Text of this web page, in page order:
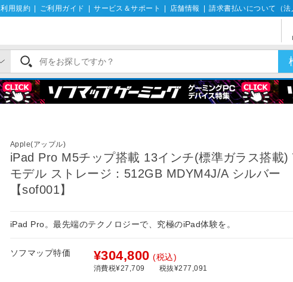
利用規約 ご利用ガイド サービス＆サポート 店舗情報 請求書払いについて（法
Apple(アップル)
iPad Pro M5チップ搭載 13インチ(標準ガラス搭載)
モデル ストレージ：512GB MDYM4J/A シルバー
【sof001】
iPad Pro。最先端のテクノロジーで、究極のiPad体験を。
ソフマップ特価 ¥304,800 (税込)
消費税¥27,709 税抜¥277,091